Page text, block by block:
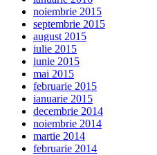
noiembrie 2015
septembrie 2015
august 2015
iulie 2015
iunie 2015
mai 2015
februarie 2015
ianuarie 2015
decembrie 2014
noiembrie 2014
martie 2014
februarie 2014